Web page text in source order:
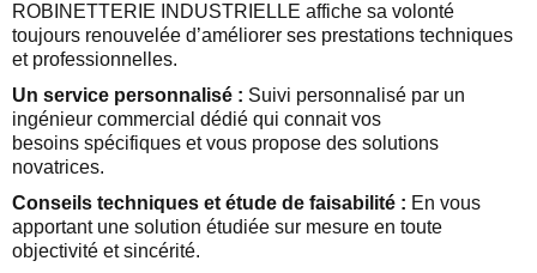
ROBINETTERIE INDUSTRIELLE affiche sa volonté
toujours renouvelée d’améliorer ses prestations techniques
et professionnelles.
Un service personnalisé : Suivi personnalisé par un
ingénieur commercial dédié qui connait vos
besoins spécifiques et vous propose des solutions
novatrices.
Conseils techniques et étude de faisabilité : En vous
apportant une solution étudiée sur mesure en toute
objectivité et sincérité.